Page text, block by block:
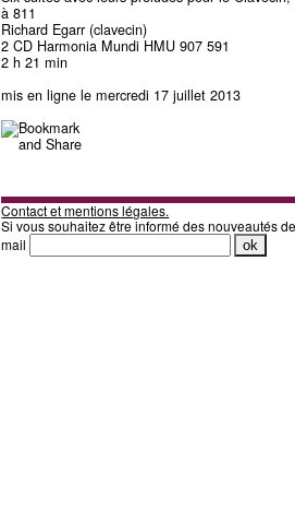
à 811
Richard Egarr (clavecin)
2 CD Harmonia Mundi HMU 907 591
2 h 21 min
mis en ligne le mercredi 17 juillet 2013
Contact et mentions légales.
Si vous souhaitez être informé des nouveautés
mail